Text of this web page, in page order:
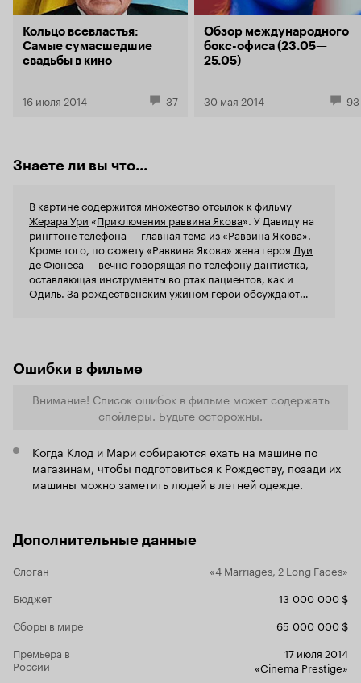
французская. Отличная возможность сменить
голливудский рацион комедий на
европейский, и просто искренне и вдоволь
посмеяться.
еще как
сарказма в
столько,
Кольцо всевластья:
Самые сумасшедшие
свадьбы в кино
16 июля 2014 37
Обзор международного
бокс-офиса (23.05—
25.05)
30 мая 2014 93
Знаете ли вы что...
В картине содержится множество отсылок к фильму
Жерара Ури «Приключения раввина Якова». У Давиду на
рингтоне телефона — главная тема из «Раввина Якова».
Кроме того, по сюжету «Раввина Якова» жена героя Луи
де Фюнеса — вечно говорящая по телефону дантистка,
оставляющая инструменты во ртах пациентов, как и
Одиль. За рождественским ужином герои обсуждают
Ошибки в фильме
Внимание! Список ошибок в фильме может содержать
спойлеры. Будьте осторожны.
Когда Клод и Мари собираются ехать на машине по
магазинам, чтобы подготовиться к Рождеству, позади их
машины можно заметить людей в летней одежде.
Дополнительные данные
Слоган
«4 Marriages, 2 Long Faces»
Бюджет
13 000 000 $
Сборы в мире
65 000 000 $
Премьера в
России
17 июля 2014
«Cinema Prestige»